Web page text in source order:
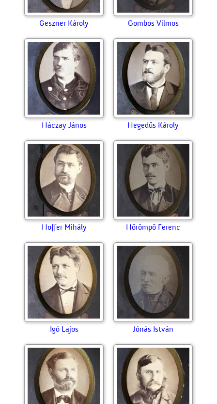
Geszner Károly Gombos Vilmos
Háczay János Hegedűs Károly
Hoffer Mihály Hörömpő Ferenc
Igó Lajos Jónás István